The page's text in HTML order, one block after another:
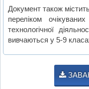
Документ також
переліком
технологічної
вивчаються у 5-9